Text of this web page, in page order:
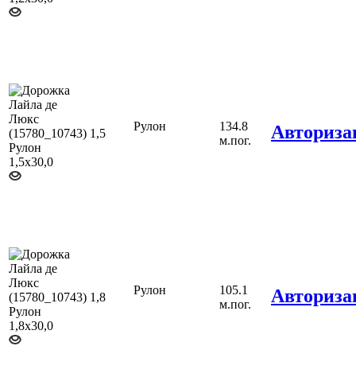
1,5
Рулон
134.8
м.пог.
1,8
Рулон
105.1
м.пог.